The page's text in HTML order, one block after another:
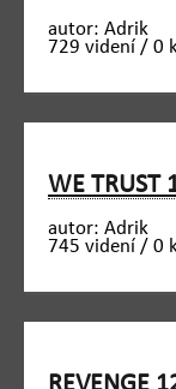
autor: Adrik
729 videní / 0
WE TRUST
autor: Adrik
745 videní / 0